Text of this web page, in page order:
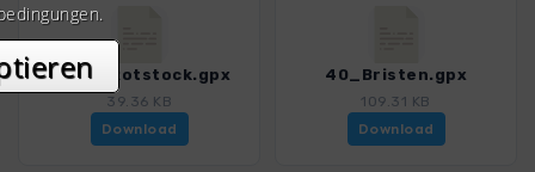
39_UriRotstock.gpx
39.36 KB
Download
40_Bristen.gpx
109.31 KB
Download